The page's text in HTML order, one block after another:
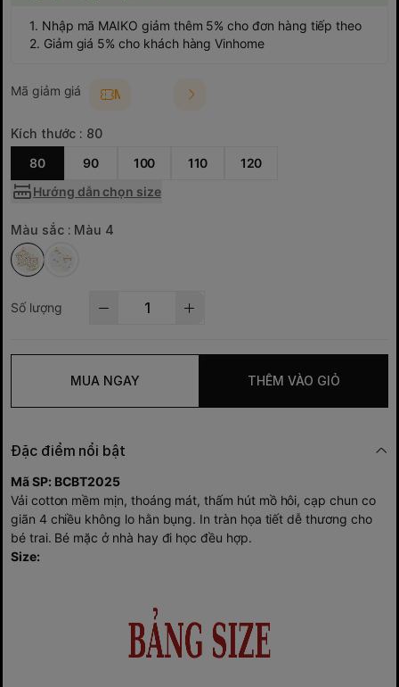
1. Nhập mã MAIKO giảm thêm 5% cho đơn hàng tiếp theo
2. Giảm giá 5% cho khách hàng Vinhome
Mã giảm giá
Kích thước : 80
80
90 100 110
120
Hướng dẫn chọn size
Màu sắc : Màu 4
Số lượng
MUA NGAY THÊM VÀO GIỎ
Đặc điểm nổi bật
Mã SP: BCBT2025
Vải cotton mềm mịn, thoáng mát, thấm hút mồ hôi, cạp chun co
giãn 4 chiều không lo hằn bụng. In tràn họa tiết dễ thương cho
bé trai. Bé mặc ở nhà hay đi học đều hợp.
Size: